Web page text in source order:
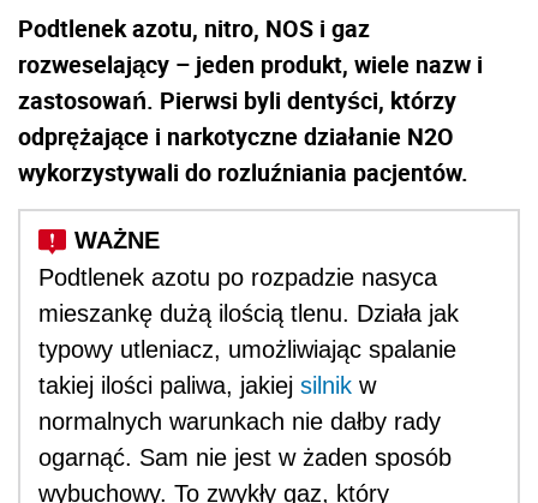
Podtlenek azotu, nitro, NOS i gaz
rozweselający – jeden produkt, wiele nazw i
zastosowań. Pierwsi byli dentyści, którzy
odprężające i narkotyczne działanie N2O
wykorzystywali do rozluźniania pacjentów.
Podtlenek azotu po rozpadzie nasyca
mieszankę dużą ilością tlenu. Działa jak
typowy utleniacz, umożliwiając spalanie
takiej ilości paliwa, jakiej silnik w
normalnych warunkach nie dałby rady
ogarnąć. Sam nie jest w żaden sposób
wybuchowy. To zwykły gaz, który